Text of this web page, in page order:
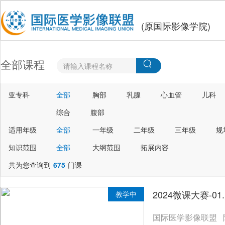
(原国际影像学院)
全部课程
亚专科 全部 胸部 乳腺 心血管
儿科
综合
腹部
适用年级
全部 一年级 二年级 三年级
规
知识范围
全部 大纲范围
拓展内容
共为您查询到 675 门课
教学中 2024微课大赛-
国际医学影像联盟